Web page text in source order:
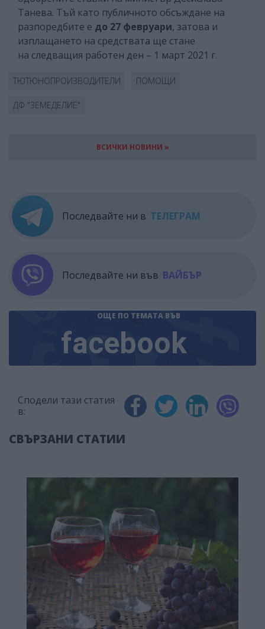
Танева. Тъй като публичното обсъждане на
разпоредбите е до 27 февруари, затова и
изплащането на средствата ще стане
на следващия работен ден – 1 март 2021 г.
ТЮТЮНОПРОИЗВОДИТЕЛИ ПОМОЩИ
ДФ "ЗЕМЕДЕЛИЕ"
ВСИЧКИ НОВИНИ »
Последвайте ни в ТЕЛЕГРАМ
Последвайте ни във ВАЙБЪР
ОЩЕ ПО ТЕМАТА ВЪВ
facebook
Сподели тази статия
в:
СВЪРЗАНИ СТАТИИ